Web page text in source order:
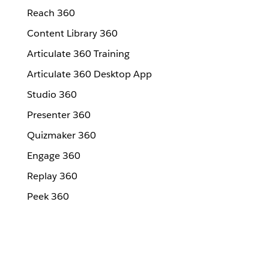
Reach 360
Content Library 360
Articulate 360 Training
Articulate 360 Desktop App
Studio 360
Presenter 360
Quizmaker 360
Engage 360
Replay 360
Peek 360